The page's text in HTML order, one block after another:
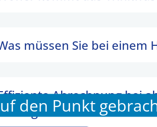
den Punkt
müssen Sie bei einem
Abrechnung bei
des Mieters